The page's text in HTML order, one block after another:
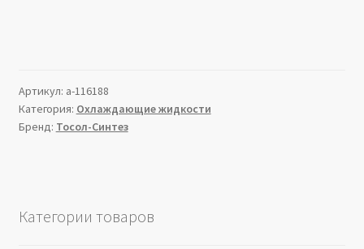
Артикул: a-116188
Категория: Охлаждающие жидкости
Бренд: Тосол-Синтез
Категории товаров